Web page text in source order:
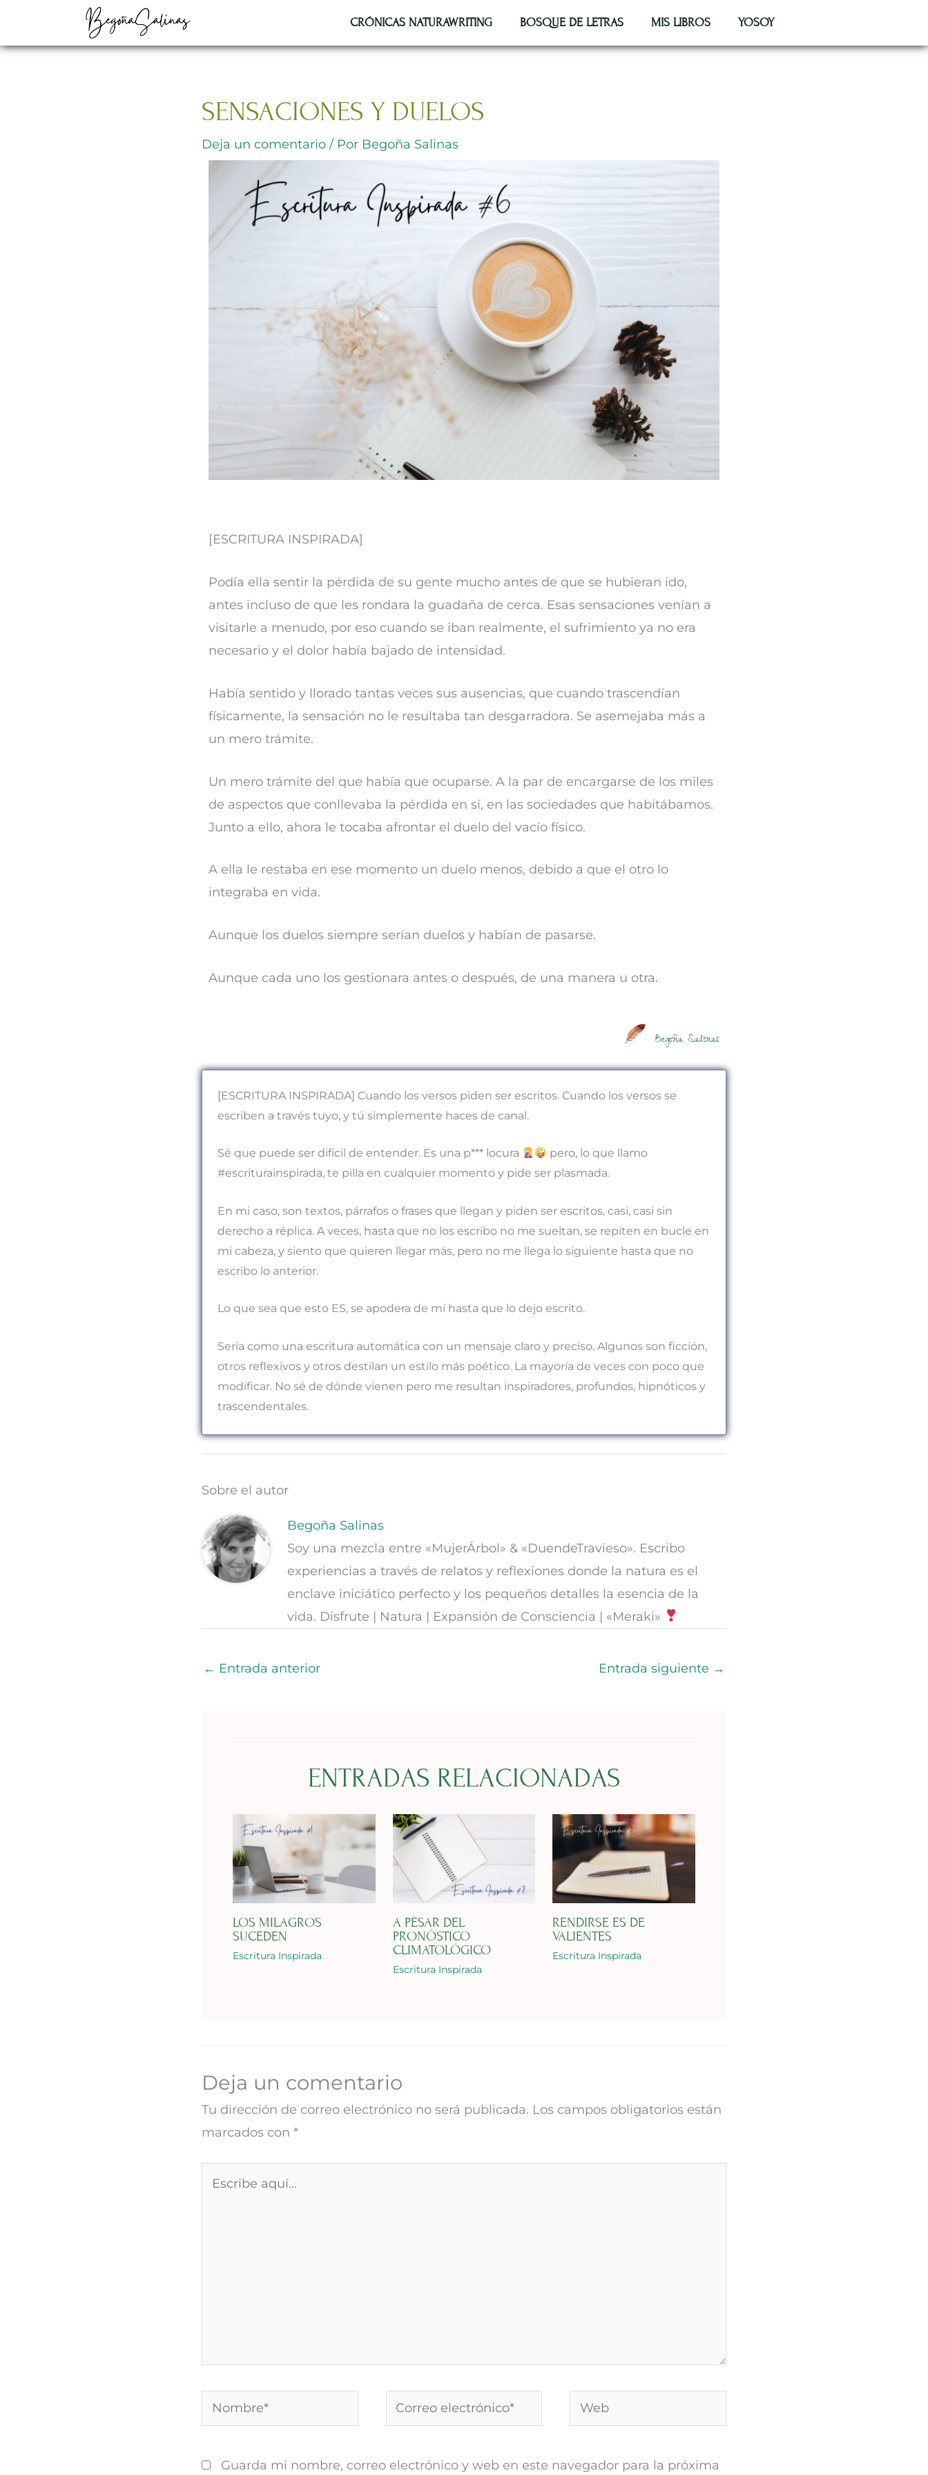
contenido
CRÓNICAS NATURAWRITING BOSQUE DE LETRAS MIS LIBROS YOSOY
SENSACIONES Y DUELOS
Deja un comentario / Por Begoña Salinas
[ESCRITURA INSPIRADA]
Podía ella sentir la pérdida de su gente mucho antes de que se hubieran ido,
antes incluso de que les rondara la guadaña de cerca. Esas sensaciones venían a
visitarle a menudo, por eso cuando se iban realmente, el sufrimiento ya no era
necesario y el dolor había bajado de intensidad.
Había sentido y llorado tantas veces sus ausencias, que cuando trascendían
físicamente, la sensación no le resultaba tan desgarradora. Se asemejaba más a
un mero trámite.
Un mero trámite del que había que ocuparse. A la par de encargarse de los miles
de aspectos que conllevaba la pérdida en sí, en las sociedades que habitábamos.
Junto a ello, ahora le tocaba afrontar el duelo del vacío físico.
A ella le restaba en ese momento un duelo menos, debido a que el otro lo
integraba en vida.
Aunque los duelos siempre serían duelos y habían de pasarse.
Aunque cada uno los gestionara antes o después, de una manera u otra.
Begoña Salinas
[ESCRITURA INSPIRADA] Cuando los versos piden ser escritos. Cuando los versos se
escriben a través tuyo, y tú simplemente haces de canal.
Sé que puede ser difícil de entender. Es una p*** locura
pero, lo que llamo
#escriturainspirada, te pilla en cualquier momento y pide ser plasmada.
En mi caso, son textos, párrafos o frases que llegan y piden ser escritos, casi, casi sin
derecho a réplica. A veces, hasta que no los escribo no me sueltan, se repiten en bucle en
mi cabeza, y siento que quieren llegar más, pero no me llega lo siguiente hasta que no
escribo lo anterior.
Lo que sea que esto ES, se apodera de mí hasta que lo dejo escrito.
Sería como una escritura automática con un mensaje claro y preciso. Algunos son ficción,
otros reflexivos y otros destilan un estilo más poético. La mayoría de veces con poco que
modificar. No sé de dónde vienen pero me resultan inspiradores, profundos, hipnóticos y
trascendentales.
Sobre el autor
Begoña Salinas
Soy una mezcla entre «MujerÁrbol» & «DuendeTravieso». Escribo
experiencias a través de relatos y reflexiones donde la natura es el
enclave iniciático perfecto y los pequeños detalles la esencia de la
vida. Disfrute | Natura | Expansión de Consciencia | «Meraki»
← Entrada anterior Entrada siguiente →
ENTRADAS RELACIONADAS
LOS MILAGROS
SUCEDEN
Escritura Inspirada
A PESAR DEL
PRONÓSTICO
CLIMATOLÓGICO
Escritura Inspirada
RENDIRSE ES DE
VALIENTES
Escritura Inspirada
Deja un comentario
Tu dirección de correo electrónico no será publicada. Los campos obligatorios están
marcados con *
Nombre*
Correo
electrónico*
Web
Guarda mi nombre, correo electrónico y web en este navegador para la próxima